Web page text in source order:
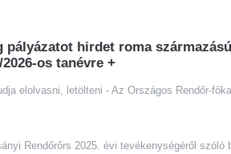
hirdet roma
os tanévre +
elolvasni, letölteni - Az Országos Rendőr-
Rendőrőrs 2025. évi tevékenységéről